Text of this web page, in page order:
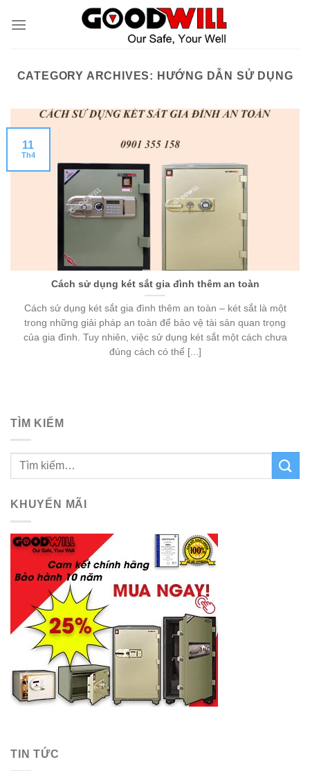
CATEGORY ARCHIVES: HƯỚNG DẪN SỬ DỤNG
Cách sử dụng két sắt gia đình thêm an toàn
Cách sử dụng két sắt gia đình thêm an toàn – két sắt là một
trong những giải pháp an toàn để bảo vệ tài sản quan trọng
của gia đình. Tuy nhiên, việc sử dụng két sắt một cách chưa
đúng cách có thể [...]
11
Th4
TÌM KIẾM
KHUYẾN MÃI
TIN TỨC